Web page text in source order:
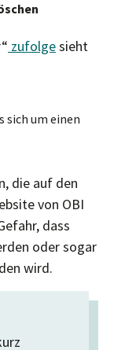
zufolgesieht
sich um einen
die auf den
von OBI
dass
oder sogar
wird.